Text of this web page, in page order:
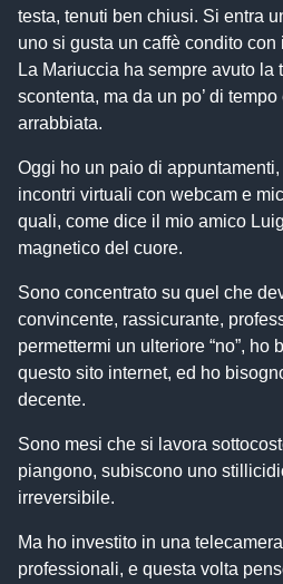
testa, tenuti ben chiusi. Si entra
uno si gusta un caffè condito
La Mariuccia ha sempre avuto la
scontenta, ma da un po’ di
arrabbiata.
Oggi ho un paio di
incontri virtuali con webcam e
quali, come dice il mio amico
magnetico del cuore.
Sono concentrato su quel che
convincente, rassicurante,
permettermi un ulteriore “no”, ho
questo sito internet, ed ho
decente.
Sono mesi che si lavora
piangono, subiscono uno
irreversibile.
Ma ho investito in una
professionali, e questa volta